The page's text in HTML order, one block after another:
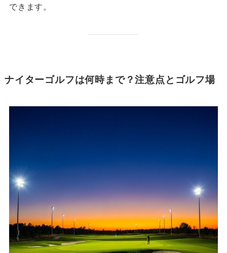
できます。
ナイターゴルフは何時まで？注意点とゴルフ場